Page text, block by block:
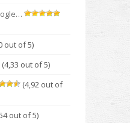
out of 5)
(4,33 out of 5)
(4,92 out of
out of 5)